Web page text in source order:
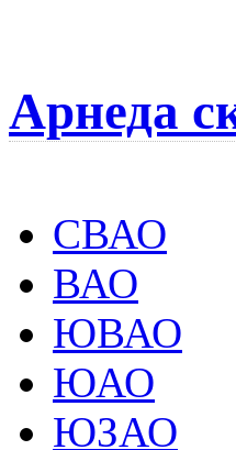
Арнеда
СВАО
ВАО
ЮВАО
ЮАО
ЮЗАО